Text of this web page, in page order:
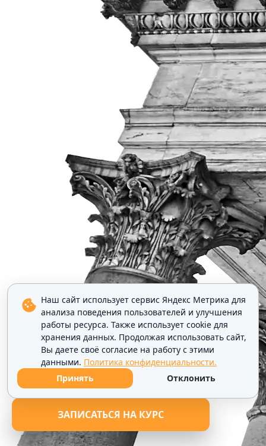
ЗАПИСАТЬСЯ НА КУРС
Наш сайт использует сервис Яндекс Метрика для
анализа поведения пользователей и улучшения
работы ресурса. Также использует cookie для
хранения данных. Продолжая использовать сайт,
Вы даете своё согласие на работу с этими
данными. Политика конфиденциальности.
Принять
Отклонить